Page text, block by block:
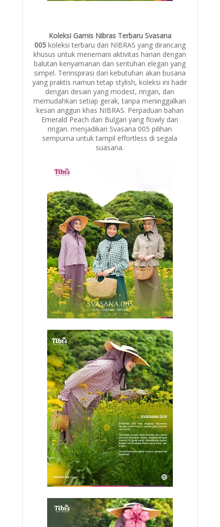
Koleksi Gamis Nibras Terbaru Svasana
005 koleksi terbaru dari NIBRAS yang dirancang
khusus untuk menemani aktivitas harian dengan
balutan kenyamanan dan sentuhan elegan yang
simpel. Terinspirasi dari kebutuhan akan busana
yang praktis namun tetap stylish, koleksi ini hadir
dengan desain yang modest, ringan, dan
memudahkan setiap gerak, tanpa meninggalkan
kesan anggun khas NIBRAS. Perpaduan bahan
Emerald Peach dan Bulgari yang flowly dan
ringan. menjadikan Svasana 005 pilihan
sempurna untuk tampil effortless di segala
suasana.